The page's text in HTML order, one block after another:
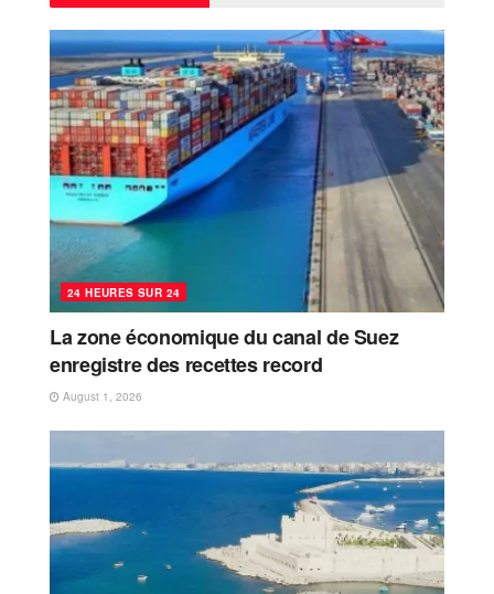
24 HEURES SUR 24
La zone économique du canal de Suez
enregistre des recettes record
August 1, 2026